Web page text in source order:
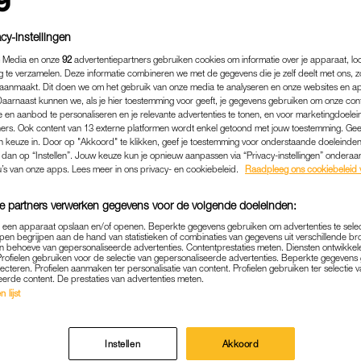
DÉZE DINGEN HEBBEN
OP JE PENSIOEN DAN
inderdaad nog wel even. En niet om je
we je er even aan herinneren waarom het
Want er zijn nogal wat dingen die meer invloed
Check dus vooral even of jij met één van deze
instellingen
en onze 92 advertentiepartners gebruiken cookies om informatie over je apparaat,
te verzamelen. Deze informatie combineren we met de gegevens die je zelf deelt met ons,
Dit doen we om het gebruik van onze media te analyseren en onze websites en
kunnen we, als je hier toestemming voor geeft, je gegevens gebruiken om onze
en aanbod te personaliseren en je relevante advertenties te tonen, en voor
Ook content van 13 externe platformen wordt enkel getoond met jouw toestemming.
keuze in. Door op "Akkoord" te klikken, geef je toestemming voor onderstaande
op “Instellen”. Jouw keuze kun je opnieuw aanpassen via “Privacy-instellingen”
van onze apps. Lees meer in ons privacy- en cookiebeleid.
Raadpleeg ons cookiebeleid
partners verwerken gegevens voor de volgende doeleinden:
apparaat opslaan en/of openen. Beperkte gegevens gebruiken om advertenties te
begrijpen aan de hand van statistieken of combinaties van gegevens uit verschillende
behoeve van gepersonaliseerde advertenties. Contentprestaties meten. Diensten
gebruiken voor de selectie van gepersonaliseerde advertenties. Beperkte
Profielen aanmaken ter personalisatie van content. Profielen gebruiken ter selectie
content. De prestaties van advertenties meten.
lijst
Instellen Akkoord